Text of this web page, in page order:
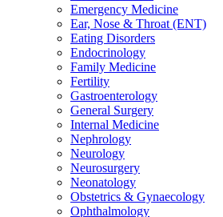
Emergency Medicine
Ear, Nose & Throat (ENT)
Eating Disorders
Endocrinology
Family Medicine
Fertility
Gastroenterology
General Surgery
Internal Medicine
Nephrology
Neurology
Neurosurgery
Neonatology
Obstetrics & Gynaecology
Ophthalmology